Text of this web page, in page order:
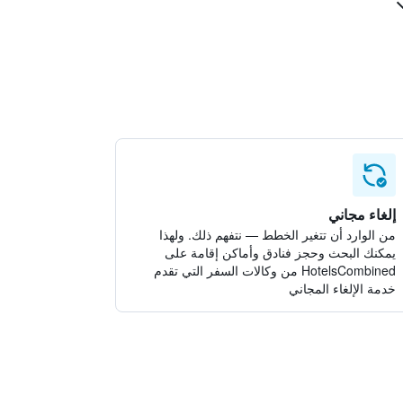
إلغاء مجاني
من الوارد أن تتغير الخطط — نتفهم ذلك. ولهذا
يمكنك البحث وحجز فنادق وأماكن إقامة على
HotelsCombined من وكالات السفر التي تقدم
خدمة الإلغاء المجاني